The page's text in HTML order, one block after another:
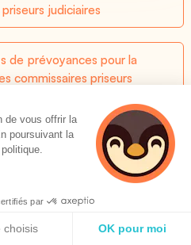
judiciaires
de prévoyances pour la
commissaires priseurs
prévus par la convention
priseurs judiciaires
de travail
de vous offrir la
poursuivant la
par
choisis OK pour moi